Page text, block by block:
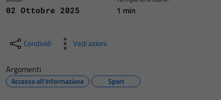
02 Ottobre 2025 1 min
Condividi Vedi azioni
Argomenti
Accesso all'informazione Sport